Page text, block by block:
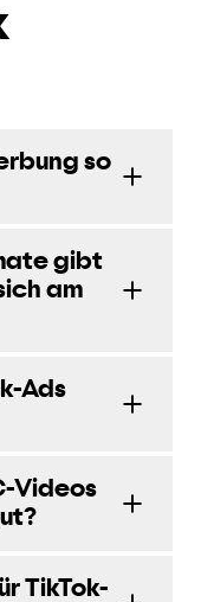
so
gibt
am
Ads
Videos
TikTok-